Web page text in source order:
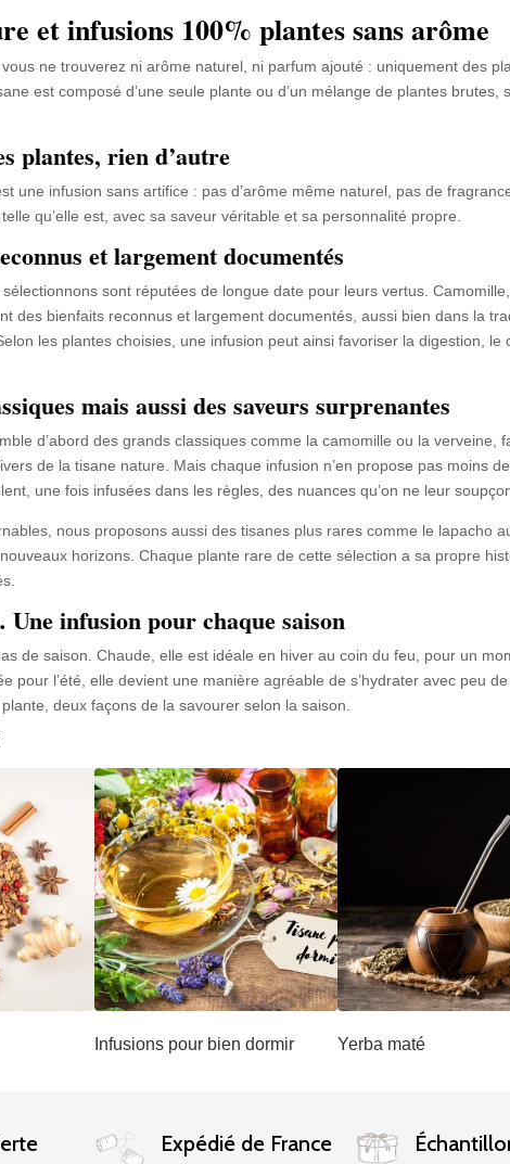
et infusions 100% plantes sans arôme
ne trouverez ni arôme naturel, ni parfum ajouté : uniquement des
est composé d’une seule plante ou d’un mélange de plantes
plantes, rien d’autre
une infusion sans artifice : pas d’arôme même naturel, pas de
qu’elle est, avec sa saveur véritable et sa personnalité propre.
et largement documentés
sont réputées de longue date pour leurs vertus.
des bienfaits reconnus et largement documentés, aussi bien dans la
les plantes choisies, une infusion peut ainsi favoriser la digestion,
mais aussi des saveurs surprenantes
d’abord des grands classiques comme la camomille ou la verveine,
de la tisane nature. Mais chaque infusion n’en propose pas moins
une fois infusées dans les règles, des nuances qu’on ne leur
nous proposons aussi des tisanes plus rares comme le lapacho
horizons. Chaque plante rare de cette sélection a sa propre
infusion pour chaque saison
de saison. Chaude, elle est idéale en hiver au coin du feu, pour un
pour l’été, elle devient une manière agréable de s’hydrater avec peu
deux façons de la savourer selon la saison.
Infusions pour bien dormir Yerba maté
Expédié de France